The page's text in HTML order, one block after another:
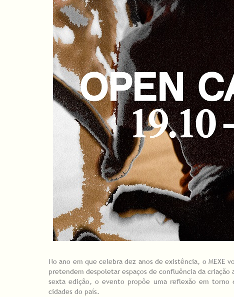
No ano em que celebra dez anos de existência, o MEXE
pretendem despoletar espaços de confluência da
sexta edição, o evento propõe uma reflexão em torno
cidades do país.